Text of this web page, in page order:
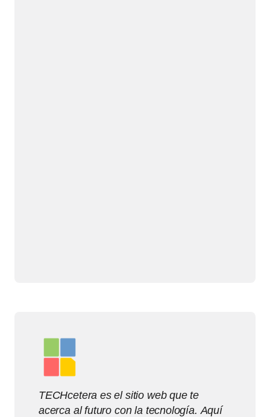
TECHcetera es el sitio web que te
acerca al futuro con la tecnología. Aquí